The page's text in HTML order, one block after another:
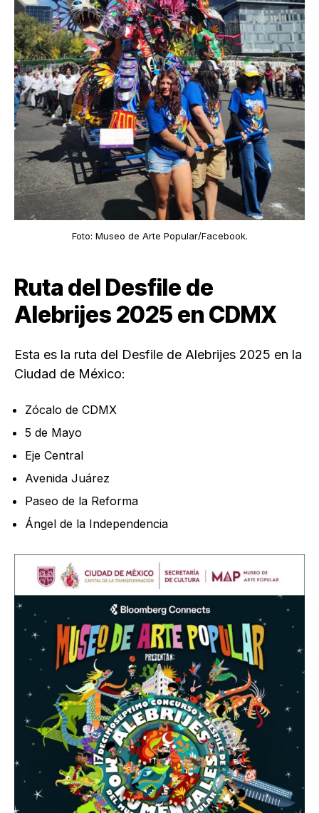
Foto: Museo de Arte Popular/Facebook.
Ruta del Desfile de
Alebrijes 2025 en CDMX
Esta es la ruta del Desfile de Alebrijes 2025 en la
Ciudad de México:
Zócalo de CDMX
5 de Mayo
Eje Central
Avenida Juárez
Paseo de la Reforma
Ángel de la Independencia